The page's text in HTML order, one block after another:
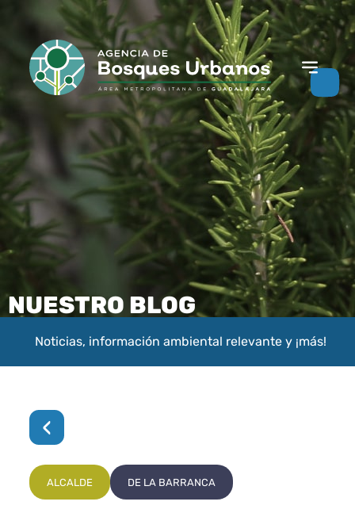
NUESTRO BLOG
Noticias, información ambiental relevante y ¡más!
‹
ALCALDE DE LA BARRANCA